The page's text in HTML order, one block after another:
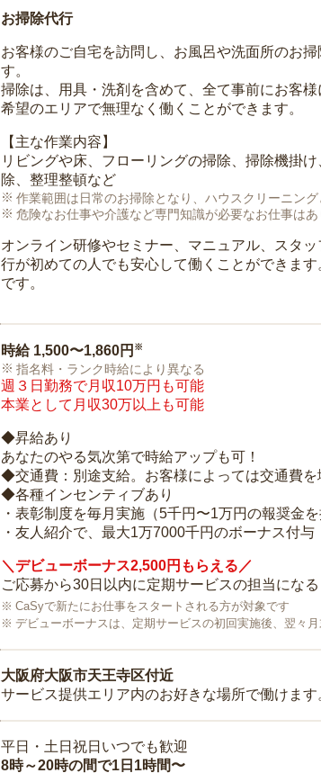
お掃除代行
お客様のご自宅を訪問し、お風呂や洗面所のお
す。
掃除は、用具・洗剤を含めて、全て事前にお客
希望のエリアで無理なく働くことができます。
【主な作業内容】
リビングや床、フローリングの掃除、掃除機掛
除、整理整頓など
作業範囲は日常のお掃除となり、ハウスクリーニング
危険なお仕事や介護など専門知識が必要なお仕事はあ
オンライン研修やセミナー、マニュアル、スタ
行が初めての人でも安心して働くことができま
です。
時給 1,500〜1,860円 ※
指名料・ランク時給により異なる
週３日勤務で月収10万円も可能
本業として月収30万以上も可能
◆昇給あり
あなたのやる気次第で時給アップも可！
◆交通費：別途支給。お客様によっては交通費を
◆各種インセンティブあり
・表彰制度を毎月実施（5千円〜1万円の報奨金を
・友人紹介で、最大1万7000千円のボーナス付与
＼デビューボーナス2,500円もらえる／
ご応募から30日以内に定期サービスの担当にな
CaSyで新たにお仕事をスタートされる方が対象です
デビューボーナスは、定期サービスの初回実施後、翌々
大阪府大阪市天王寺区付近
サービス提供エリア内のお好きな場所で働けます
平日・土日祝日いつでも歓迎
8時～20時の間で1日1時間〜